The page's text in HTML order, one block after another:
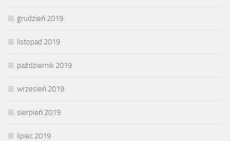
grudzień 2019
listopad 2019
październik 2019
wrzesień 2019
sierpień 2019
lipiec 2019